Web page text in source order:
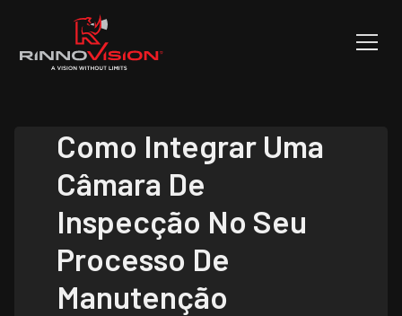
Como Integrar Uma
Câmara De
Inspecção No Seu
Processo De
Manutenção